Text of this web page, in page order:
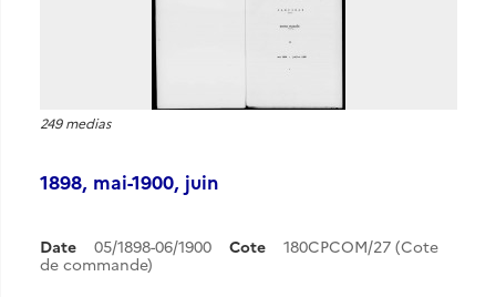
249 medias
1898, mai-1900, juin
Date 05/1898-06/1900 Cote
180CPCOM/27 (Cote
de commande)